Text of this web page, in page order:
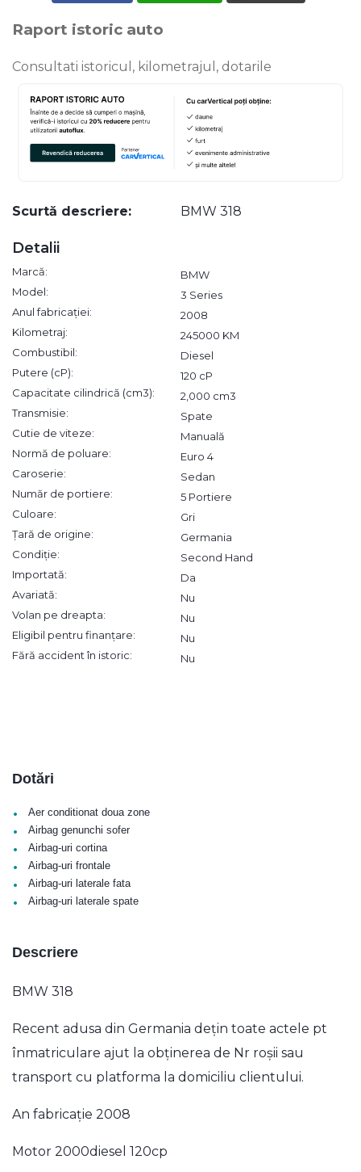
Raport istoric auto
Consultati istoricul, kilometrajul, dotarile
Scurtă descriere: BMW 318
Detalii
Marcă:
BMW
Model:
3 Series
Anul fabricației:
2008
Kilometraj:
245000 KM
Combustibil:
Diesel
Putere (cP):
120 cP
Capacitate cilindrică (cm3):
2,000 cm3
Transmisie:
Spate
Cutie de viteze:
Manuală
Normă de poluare:
Euro 4
Caroserie:
Sedan
Număr de portiere:
5 Portiere
Culoare:
Gri
Țară de origine:
Germania
Condiție:
Second Hand
Importată:
Da
Avariată:
Nu
Volan pe dreapta:
Nu
Eligibil pentru finanțare:
Nu
Fără accident în istoric:
Nu
Dotări
• Aer conditionat doua zone
• Airbag genunchi sofer
• Airbag-uri cortina
• Airbag-uri frontale
• Airbag-uri laterale fata
• Airbag-uri laterale spate
Descriere
BMW 318
Recent adusa din Germania dețin toate actele pt
înmatriculare ajut la obținerea de Nr roșii sau
transport cu platforma la domiciliu clientului.
An fabricație 2008
Motor 2000diesel 120cp